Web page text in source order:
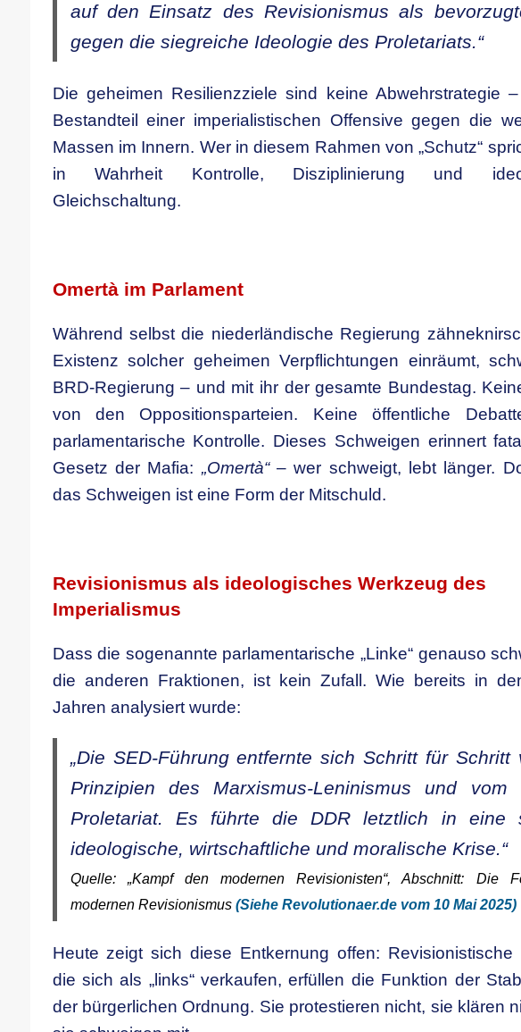
auf den Einsatz des Revisionismus als
gegen die siegreiche Ideologie des Proletariats.“
Die geheimen Resilienzziele sind keine Abwehrstrategie
Bestandteil einer imperialistischen Offensive gegen die
Massen im Innern. Wer in diesem Rahmen von „Schutz“
in Wahrheit Kontrolle, Disziplinierung und
Gleichschaltung.
Omertà im Parlament
Während selbst die niederländische Regierung
Existenz solcher geheimen Verpflichtungen einräumt,
BRD-Regierung – und mit ihr der gesamte Bundestag.
von den Oppositionsparteien. Keine öffentliche
parlamentarische Kontrolle. Dieses Schweigen erinnert
Gesetz der Mafia: „Omertà“– wer schweigt, lebt länger.
das Schweigen ist eine Form der Mitschuld.
Revisionismus als ideologisches Werkzeug des
Imperialismus
Dass die sogenannte parlamentarische „Linke“ genauso
die anderen Fraktionen, ist kein Zufall. Wie bereits in
Jahren analysiert wurde:
„Die SED-Führung entfernte sich Schritt für Schritt
Prinzipien des Marxismus-Leninismus und vom
Proletariat. Es führte die DDR letztlich in eine
ideologische, wirtschaftliche und moralische Krise.“
Quelle:„Kampf den modernen Revisionisten“, Abschnitt: Die
modernen Revisionismus (Siehe Revolutionaer.de vom 10 Mai 2025)
Heute zeigt sich diese Entkernung offen: Revisionistische
die sich als „links“ verkaufen, erfüllen die Funktion der
der bürgerlichen Ordnung. Sie protestieren nicht, sie klären